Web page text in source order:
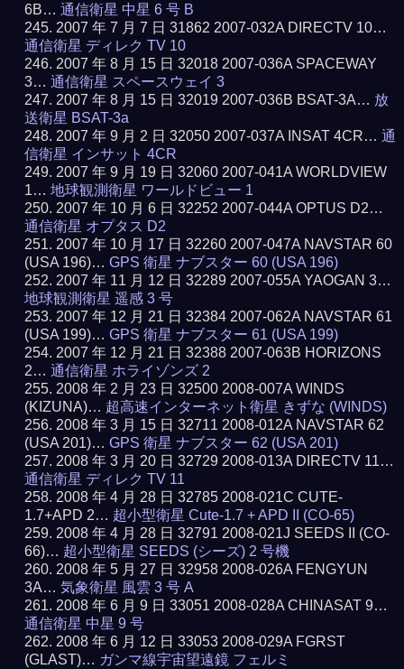
6B…通信衛星 中星 6 号 B
2007 年 7 月 7 日 31862 2007-032A DIRECTV 10…
通信衛星 ディレク TV 10
2007 年 8 月 15 日 32018 2007-036A SPACEWAY
3…通信衛星 スペースウェイ 3
2007 年 8 月 15 日 32019 2007-036B BSAT-3A… 放
送衛星 BSAT-3a
2007 年 9 月 2 日 32050 2007-037A INSAT 4CR…通
信衛星 インサット 4CR
2007 年 9 月 19 日 32060 2007-041A WORLDVIEW
1…地球観測衛星 ワールドビュー 1
2007 年 10 月 6 日 32252 2007-044A OPTUS D2…
通信衛星 オプタス D2
2007 年 10 月 17 日 32260 2007-047A NAVSTAR 60
(USA 196)…GPS 衛星 ナブスター 60 (USA 196)
2007 年 11 月 12 日 32289 2007-055A YAOGAN 3…
地球観測衛星 遥感 3 号
2007 年 12 月 21 日 32384 2007-062A NAVSTAR 61
(USA 199)…GPS 衛星 ナブスター 61 (USA 199)
2007 年 12 月 21 日 32388 2007-063B HORIZONS
2…通信衛星 ホライゾンズ 2
2008 年 2 月 23 日 32500 2008-007A WINDS
(KIZUNA)… 超高速インターネット衛星 きずな (WINDS)
2008 年 3 月 15 日 32711 2008-012A NAVSTAR 62
(USA 201)…GPS 衛星 ナブスター 62 (USA 201)
2008 年 3 月 20 日 32729 2008-013A DIRECTV 11…
通信衛星 ディレク TV 11
2008 年 4 月 28 日 32785 2008-021C CUTE-
1.7+APD 2… 超小型衛星 Cute-1.7 + APD II (CO-65)
2008 年 4 月 28 日 32791 2008-021J SEEDS II (CO-
66)… 超小型衛星 SEEDS (シーズ) 2 号機
2008 年 5 月 27 日 32958 2008-026A FENGYUN
3A…気象衛星 風雲 3 号 A
2008 年 6 月 9 日 33051 2008-028A CHINASAT 9…
通信衛星 中星 9 号
2008 年 6 月 12 日 33053 2008-029A FGRST
(GLAST)… ガンマ線宇宙望遠鏡 フェルミ